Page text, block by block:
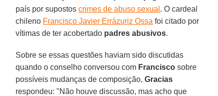
país por supostoscrimes de abuso sexual . O cardeal
chileno Francisco Javier Errázuriz Ossa foi citado por
vítimas de ter acobertado padres abusivos.
Sobre se essas questões haviam sido discutidas
quando o conselho conversou com Francisco sobre
possíveis mudanças de composição,Gracias
respondeu: "Não houve discussão, mas acho que